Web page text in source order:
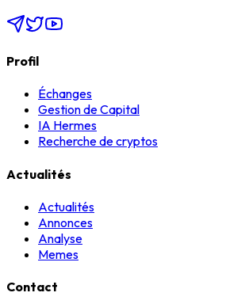
Profil
Échanges
Gestion de Capital
IA Hermes
Recherche de cryptos
Actualités
Actualités
Annonces
Analyse
Memes
Contact